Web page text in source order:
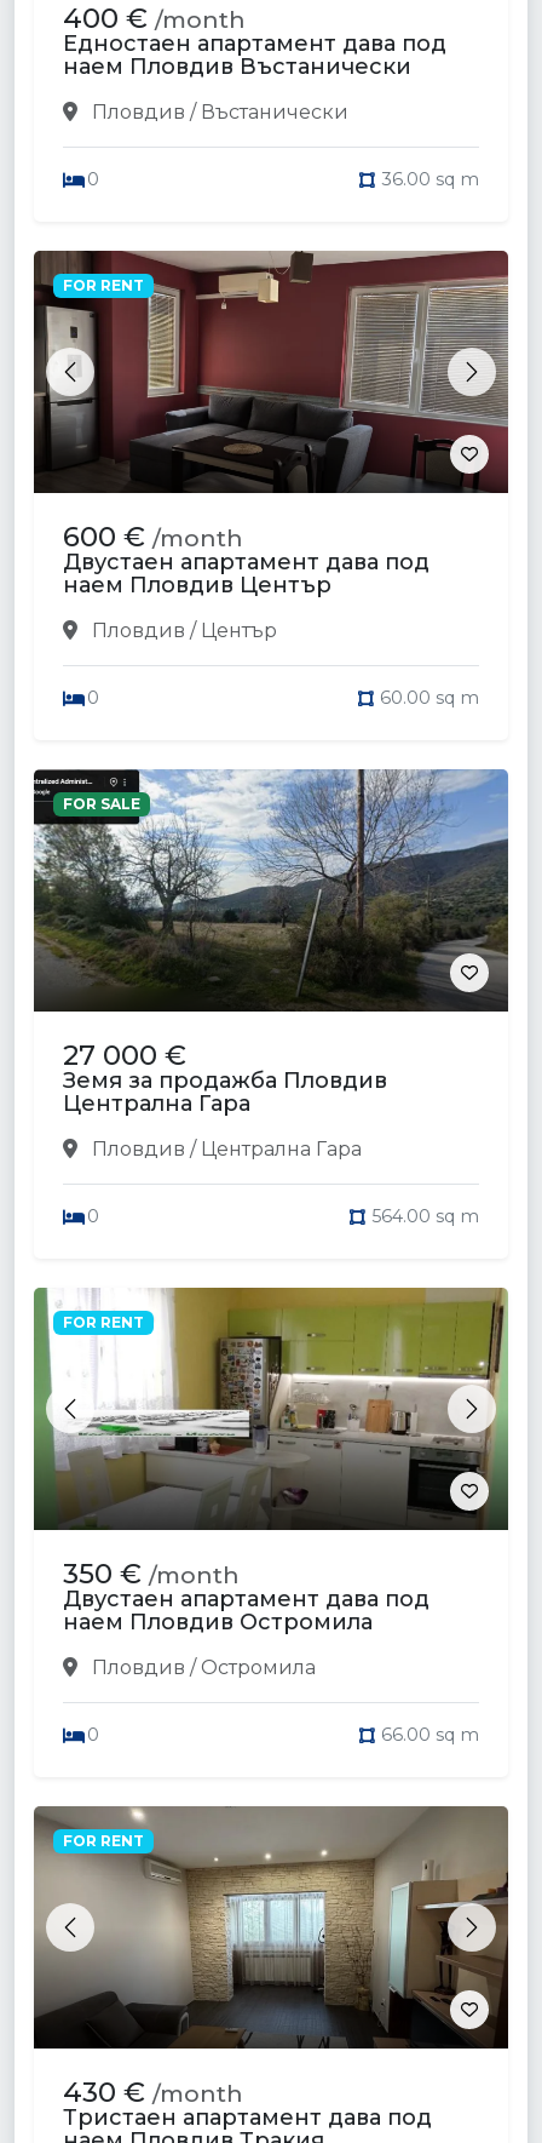
400 € /month
Едностаен апартамент дава под
наем Пловдив Въстанически
Пловдив / Въстанически
0 36.00 sq m
Previous Next
FOR RENT
600 € /month
Двустаен апартамент дава под
наем Пловдив Център
Пловдив / Център
0 60.00 sq m
FOR SALE
27 000 €
Земя за продажба Пловдив
Централна Гара
Пловдив / Централна Гара
0 564.00 sq m
Previous Next
FOR RENT
350 € /month
Двустаен апартамент дава под
наем Пловдив Остромила
Пловдив / Остромила
0 66.00 sq m
Previous Next
FOR RENT
430 € /month
Тристаен апартамент дава под